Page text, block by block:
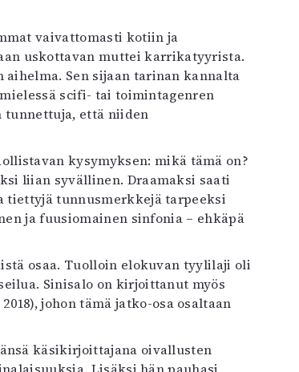
vaivattomasti kotiin ja
uskottavan muttei karrikatyyrista.
Sen sijaan tarinan kannalta
scifi- tai toimintagenren
että niiden
kysymyksen: mikä tämä on?
liian syvällinen. Draamaksi saati
tiettyjä tunnusmerkkejä tarpeeksi
ja fuusiomainen sinfonia – ehkäpä
osaa. Tuolloin elokuvan tyylilaji oli
Sinisalo on kirjoittanut myös
johon tämä jatko-osa osaltaan
käsikirjoittajana oivallusten